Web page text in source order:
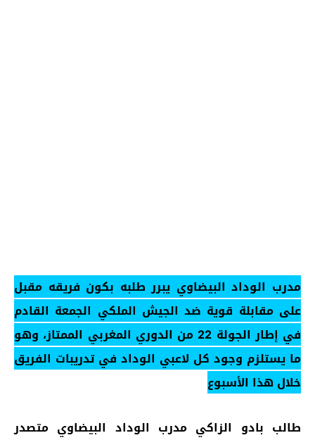
مدرب الوداد البيضاوي يبرر طلبه بكون فريقه مقبل
على مقابلة قوية ضد الجيش الملكي الجمعة القادم
في إطار الجولة 22 من الدوري المغربي الممتاز، وهو
ما يستلزم وجود كل لاعبي الوداد في تدريبات الفريق
خلال هذا الأسبوع
طالب بادو الزاكي مدرب الوداد البيضاوي متصدر